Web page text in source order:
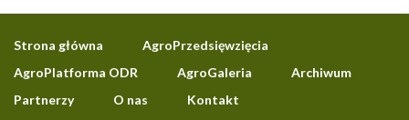
Strona główna
AgroPrzedsięwzięcia
AgroPlatforma ODR
AgroGaleria
Archiwum
Partnerzy
O nas Kontakt